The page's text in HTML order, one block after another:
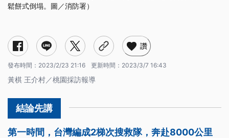
鬆餅式倒塌。圖／消防署）
人到裝備未到 救災之前出考題
低溫生火取暖 憂受困者失溫
鬆餅式倒塌 增搜救難度
餘震隨時可能襲來 有風險的搜救
與全球搜救隊伍接軌 「有相同語言」
土耳其強震
讚
發布時間： 2023/2/23 21:16 更新時間： 2023/3/7 16:43
黃棋 王介村／桃園採訪報導
第一時間，台灣編成2梯次搜救隊，奔赴8000公里